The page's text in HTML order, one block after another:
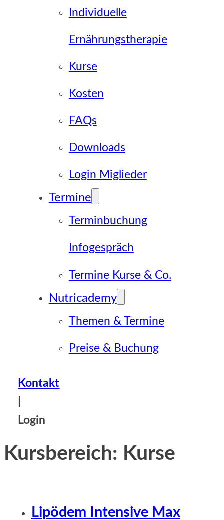
Individuelle
Ernährungstherapie
Kurse
Kosten
FAQs
Downloads
Login Miglieder
Termine
Terminbuchung
Infogespräch
Termine Kurse & Co.
Nutricademy
Themen & Termine
Preise & Buchung
Kontakt
Login
Kursbereich: Kurse
Lipödem Intensive Max